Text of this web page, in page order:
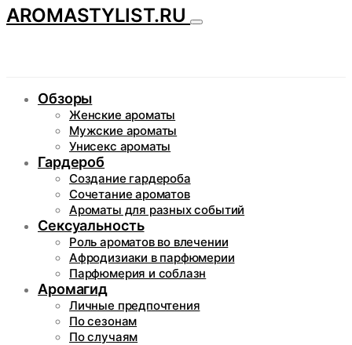
AROMASTYLIST.RU
Обзоры
Женские ароматы
Мужские ароматы
Унисекс ароматы
Гардероб
Создание гардероба
Сочетание ароматов
Ароматы для разных событий
Сексуальность
Роль ароматов во влечении
Афродизиаки в парфюмерии
Парфюмерия и соблазн
Аромагид
Личные предпочтения
По сезонам
По случаям